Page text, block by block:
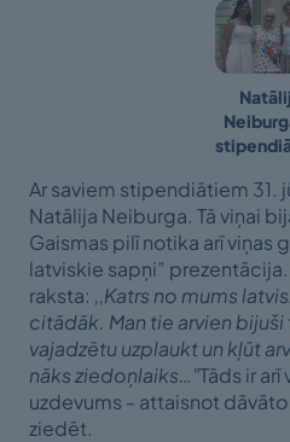
Ar saviem stipendiātiem 31.
Natālija Neiburga. Tā viņai
Gaismas pilī notika arī viņas
latviskie sapņi”
raksta: ,,Katrs no mums
citādāk. Man tie arvien
vajadzētu uzplaukt un kļūt
nāks ziedoņlaiks…"Tāds ir
uzdevums - attaisnot
ziedēt.